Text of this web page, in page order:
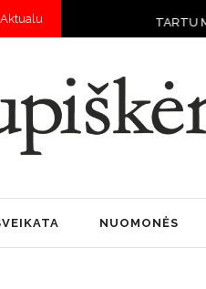
Aktualu TARTU MOKYKLOSE
NUOMONĖS